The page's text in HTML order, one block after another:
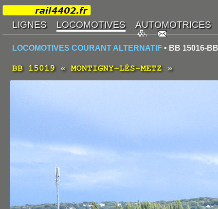
LOCOMOTIVES COURANT ALTERNATIF • BB 15016-
BB 15019 « MONTIGNY-LÈS-METZ »